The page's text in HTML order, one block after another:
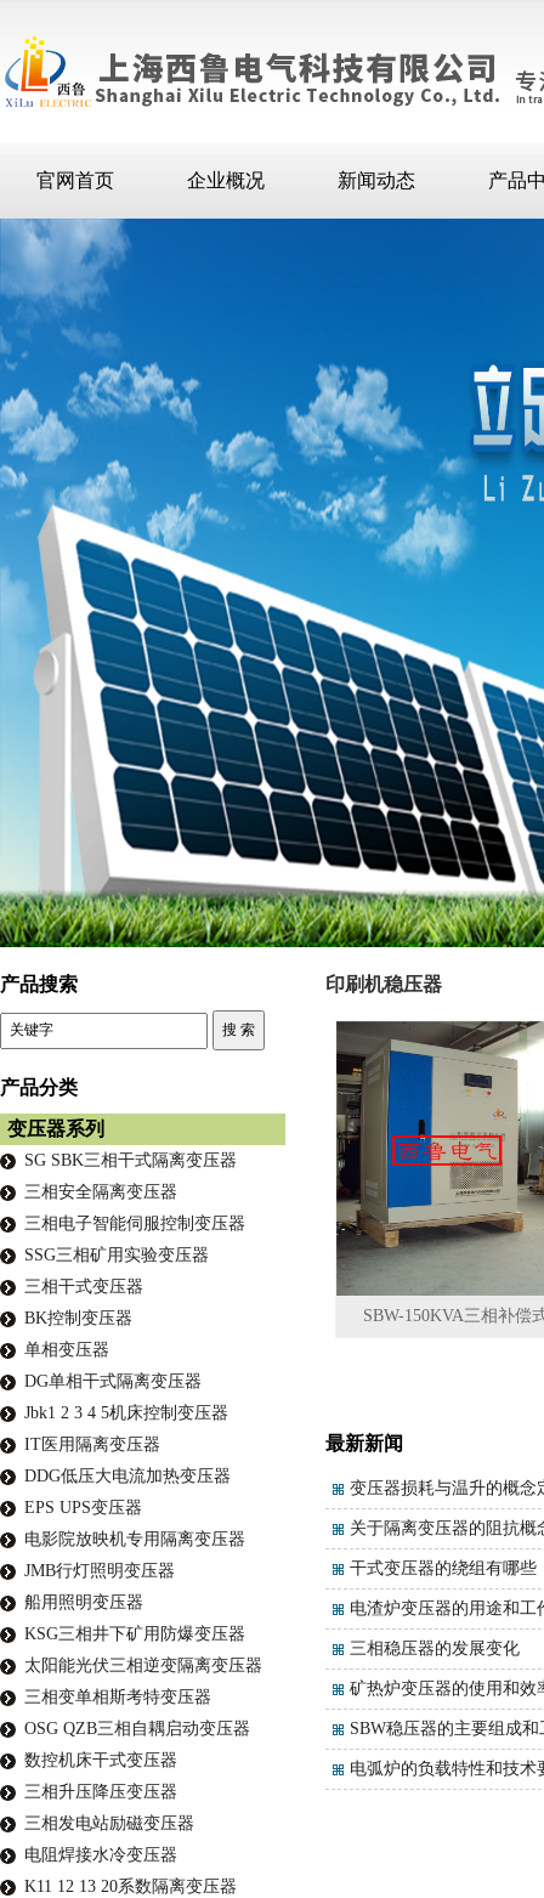
官网首页 企业概况 新闻动态 产品
印刷机稳压器
SBW-150KVA三相补偿
最新新闻
变压器损耗与温升的概念
关于隔离变压器的阻抗概
干式变压器的绕组有哪些
电渣炉变压器的用途和工
三相稳压器的发展变化
矿热炉变压器的使用和效
SBW稳压器的主要组成
电弧炉的负载特性和技术
产品搜索
产品分类
变压器系列
SG SBK三相干式隔离变压器
三相安全隔离变压器
三相电子智能伺服控制变压器
SSG三相矿用实验变压器
三相干式变压器
BK控制变压器
单相变压器
DG单相干式隔离变压器
Jbk1 2 3 4 5机床控制变压器
IT医用隔离变压器
DDG低压大电流加热变压器
EPS UPS变压器
电影院放映机专用隔离变压器
JMB行灯照明变压器
船用照明变压器
KSG三相井下矿用防爆变压器
太阳能光伏三相逆变隔离变压器
三相变单相斯考特变压器
OSG QZB三相自耦启动变压器
数控机床干式变压器
三相升压降压变压器
三相发电站励磁变压器
电阻焊接水冷变压器
K11 12 13 20系数隔离变压器